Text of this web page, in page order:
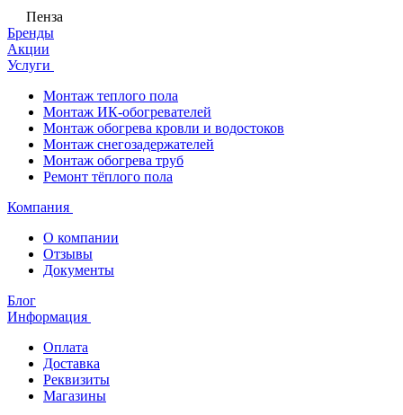
Пенза
Бренды
Акции
Услуги
Монтаж теплого пола
Монтаж ИК-обогревателей
Монтаж обогрева кровли и водостоков
Монтаж снегозадержателей
Монтаж обогрева труб
Ремонт тёплого пола
Компания
О компании
Отзывы
Документы
Блог
Информация
Оплата
Доставка
Реквизиты
Магазины